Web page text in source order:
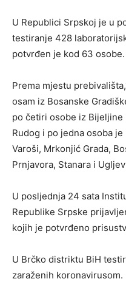
U Republici Srpskoj je u
testiranje 428
potvrđen je kod 63 osobe.
Prema mjestu
osam iz Bosanske
po četiri osobe iz Bijeljine
Rudog i po jedna osoba
Varoši, Mrkonjić Grada,
Prnjavora, Stanara i
U posljednja 24 sata
Republike Srpske
kojih je potvrđeno
U Brčko distriktu BiH
zaraženih koronavirusom.